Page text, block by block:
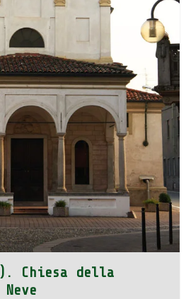
Chiesa della